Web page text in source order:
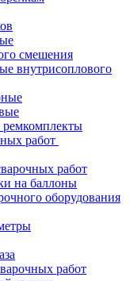
смешения
внутрисоплового
работ
работ
на баллоны
оборудования
работ